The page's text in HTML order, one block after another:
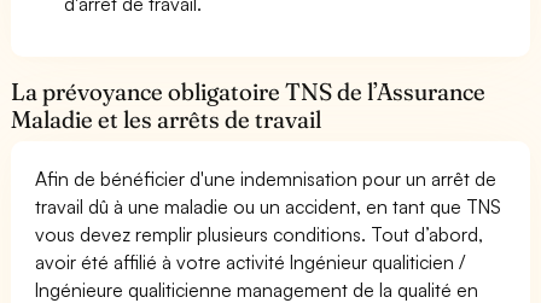
La prévoyance obligatoire TNS de l’Assurance
Maladie et les arrêts de travail
Afin de bénéficier d'une indemnisation pour un arrêt de
travail dû à une maladie ou un accident, en tant que TNS
vous devez remplir plusieurs conditions. Tout d’abord,
avoir été affilié à votre activité Ingénieur qualiticien /
Ingénieure qualiticienne management de la qualité en